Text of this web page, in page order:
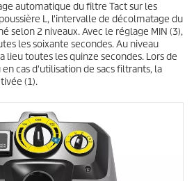
automatique du filtre Tact sur les
L, l'intervalle de décolmatage du
selon 2 niveaux. Avec le réglage MIN (3),
les soixante secondes. Au niveau
lieu toutes les quinze secondes. Lors de
cas d'utilisation de sacs filtrants, la
(1).